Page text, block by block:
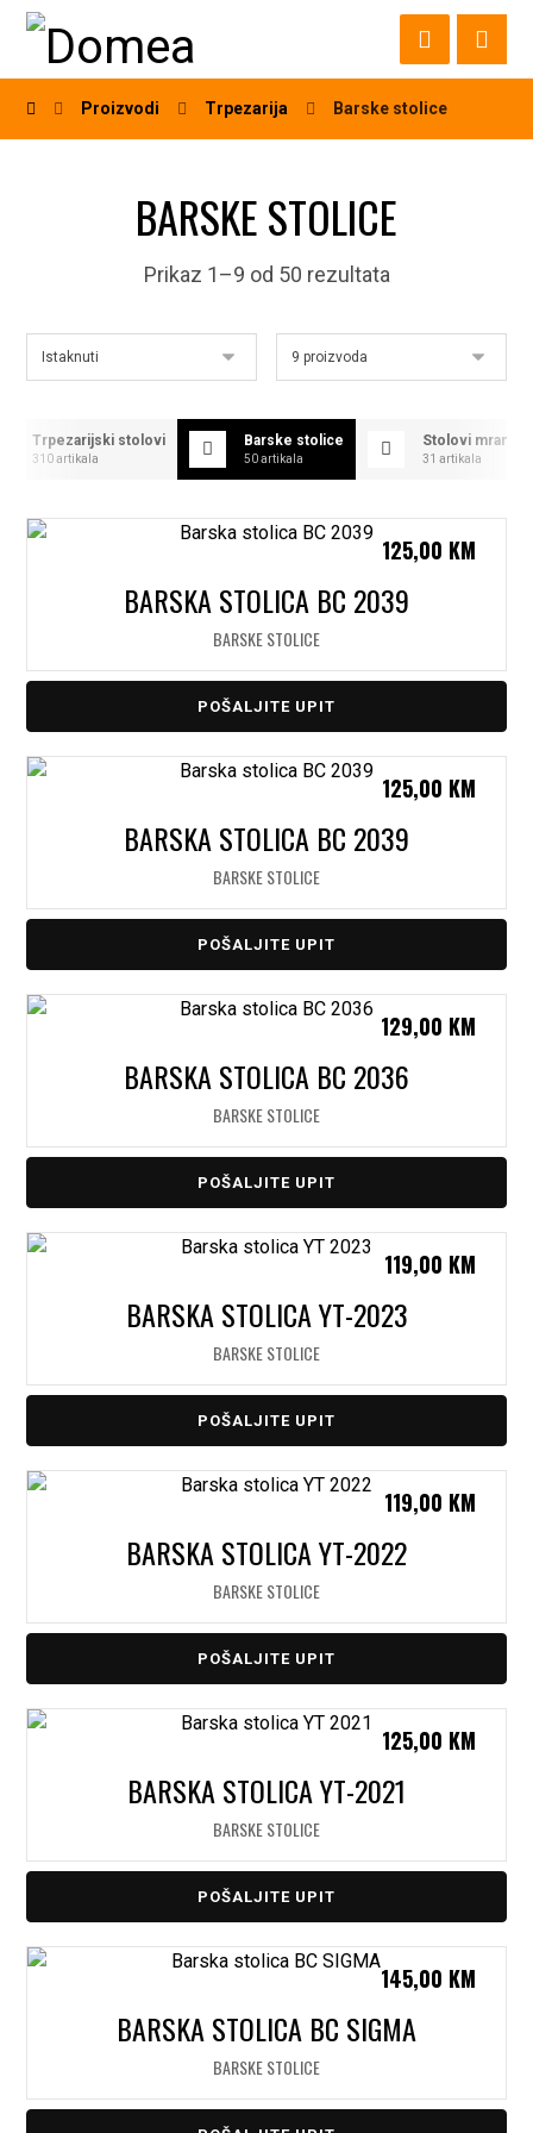
Proizvodi Trpezarija Barske stolice
BARSKE STOLICE
Prikaz 1–9 od 50 rezultata
Trpezarijski stolovi
310 artikala
Barske stolice
50 artikala
Stolovi mramor
31 artikala
BARSKA STOLICA BC 2039
BARSKE STOLICE
125,00 KM
POŠALJITE UPIT
BARSKA STOLICA BC 2039
BARSKE STOLICE
125,00 KM
POŠALJITE UPIT
BARSKA STOLICA BC 2036
BARSKE STOLICE
129,00 KM
POŠALJITE UPIT
BARSKA STOLICA YT-2023
BARSKE STOLICE
119,00 KM
POŠALJITE UPIT
BARSKA STOLICA YT-2022
BARSKE STOLICE
119,00 KM
POŠALJITE UPIT
BARSKA STOLICA YT-2021
BARSKE STOLICE
125,00 KM
POŠALJITE UPIT
BARSKA STOLICA BC SIGMA
BARSKE STOLICE
145,00 KM